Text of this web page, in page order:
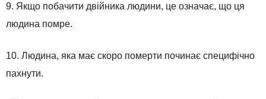
9. Якщо побачити двійника людини, це означає, що ця
людина помре.
10. Людина, яка має скоро померти починає специфічно
пахнути.